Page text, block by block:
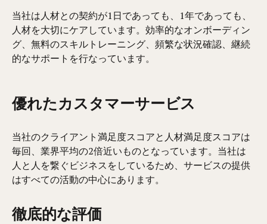
当社は人材との契約が1日であっても、1年であっても、
人材を大切にケアしています。効率的なオンボーディン
グ、無料のスキルトレーニング、頻繁な状況確認、継続
的なサポートを行なっています。
優れたカスタマーサービス
当社のクライアント満足度スコアと人材満足度スコアは
毎回、業界平均の2倍近いものとなっています。当社は
人と人を繋ぐビジネスをしているため、サービスの提供
はすべての活動の中心にあります。
徹底的な評価